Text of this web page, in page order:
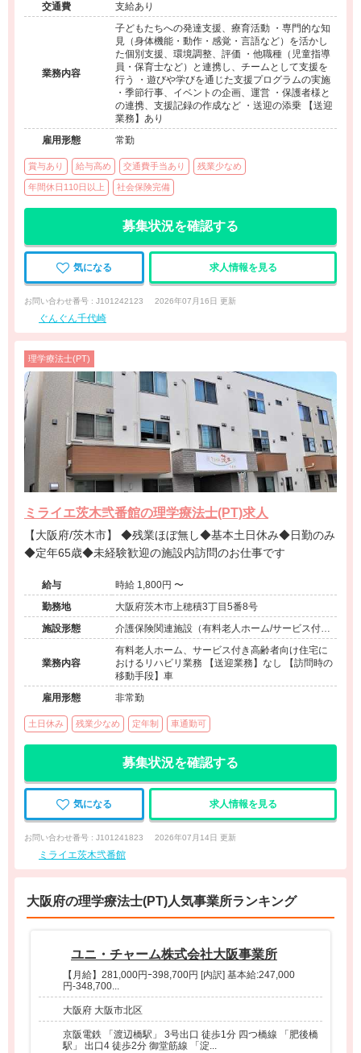
交通費
支給あり
業務内容
子どもたちへの発達支援、療育活動 ・専門的な知
見（身体機能・動作・感覚・言語など）を活かし
た個別支援、環境調整、評価 ・他職種（児童指導
員・保育士など）と連携し、チームとして支援を
行う ・遊びや学びを通じた支援プログラムの実施
・季節行事、イベントの企画、運営 ・保護者様と
の連携、支援記録の作成など ・送迎の添乗 【送迎
業務】あり
雇用形態
常勤
賞与あり 給与高め 交通費手当あり 残業少なめ
年間休日110日以上 社会保険完備
募集状況を確認する
気になる 求人情報を見る
お問い合わせ番号 : J101242123 2026年07月16日 更新
ぐんぐん千代崎
理学療法士(PT)
ミライエ茨木弐番館の理学療法士(PT)求人
【大阪府/茨木市】 ◆残業ほぼ無し◆基本土日休み◆日勤のみ
◆定年65歳◆未経験歓迎の施設内訪問のお仕事です
給与
時給 1,800円 〜
勤務地
大阪府茨木市上穂積3丁目5番8号
施設形態
介護保険関連施設（有料老人ホーム/サービス付き
高齢者向け住宅）
業務内容
有料老人ホーム、サービス付き高齢者向け住宅に
おけるリハビリ業務 【送迎業務】なし 【訪問時の
移動手段】車
雇用形態
非常勤
土日休み 残業少なめ 定年制 車通勤可
募集状況を確認する
気になる 求人情報を見る
お問い合わせ番号 : J101241823 2026年07月14日 更新
ミライエ茨木弐番館
大阪府の理学療法士(PT)人気事業所ランキング
ユニ・チャーム株式会社大阪事業所
【月給】281,000円ｰ398,700円 [内訳] 基本給:247,000
円-348,700...
大阪府 大阪市北区
京阪電鉄 「渡辺橋駅」 3号出口 徒歩1分 四つ橋線 「肥後橋
駅」 出口4 徒歩2分 御堂筋線 「淀...